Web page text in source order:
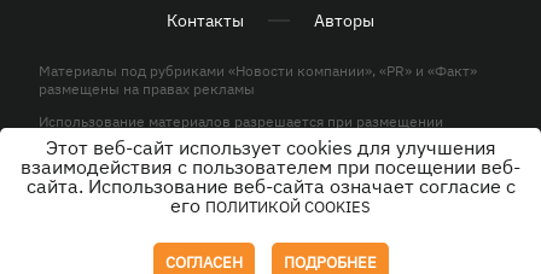
Контакты Авторы
Материалы под рубриками «Новости компании», «PR» и «Факт»
размещены на правах рекламы
Использование материалов разрешается при размещении
активной гиперссылки на KP.UA в первом абзаце.
© ООО «ЮЛАВ МЕДИА»,2026. Все права защищены.
Этот веб-сайт использует cookies для улучшения
взаимодействия с пользователем при посещении веб-
сайта. Использование веб-сайта означает согласие с
его ПОЛИТИКОЙ COOKIES
СОГЛАСЕН ПОДРОБНЕЕ